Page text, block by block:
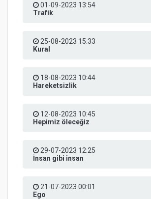
01-09-2023 13:54
Trafik
25-08-2023 15:33
Kural
18-08-2023 10:44
Hareketsizlik
12-08-2023 10:45
Hepimiz öleceğiz
29-07-2023 12:25
İnsan gibi insan
21-07-2023 00:01
Ego